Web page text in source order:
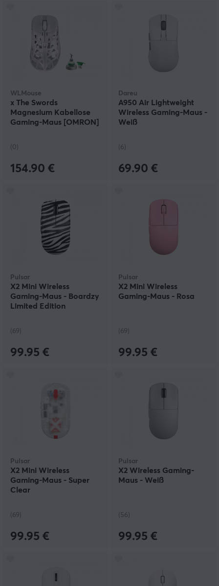
WLMouse
x The Swords
Magnesium Kabellose
Gaming-Maus [OMRON]
(0)
154.90 €
Dareu
A950 Air Lightweight
Wireless Gaming-Maus -
Weiß
(6)
69.90 €
Pulsar
X2 Mini Wireless
Gaming-Maus - Boardzy
Limited Edition
(69)
99.95 €
Pulsar
X2 Mini Wireless
Gaming-Maus - Rosa
(69)
99.95 €
Pulsar
X2 Mini Wireless
Gaming-Maus - Super
Clear
(69)
99.95 €
Pulsar
X2 Wireless Gaming-
Maus - Weiß
(56)
99.95 €